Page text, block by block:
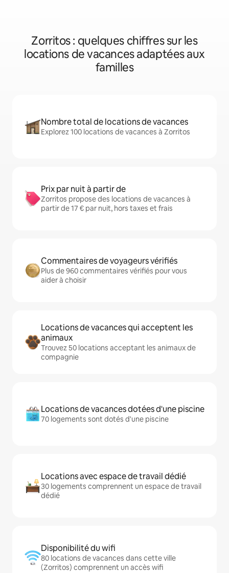
Zorritos : quelques chiffres sur les
locations de vacances adaptées aux
familles
Nombre total de locations de vacances
Explorez 100 locations de vacances à Zorritos
Prix par nuit à partir de
Zorritos propose des locations de vacances à
partir de 17 € par nuit, hors taxes et frais
Commentaires de voyageurs vérifiés
Plus de 960 commentaires vérifiés pour vous
aider à choisir
Locations de vacances qui acceptent les
animaux
Trouvez 50 locations acceptant les animaux de
compagnie
Locations de vacances dotées d'une piscine
70 logements sont dotés d'une piscine
Locations avec espace de travail dédié
30 logements comprennent un espace de travail
dédié
Disponibilité du wifi
80 locations de vacances dans cette ville
(Zorritos) comprennent un accès wifi